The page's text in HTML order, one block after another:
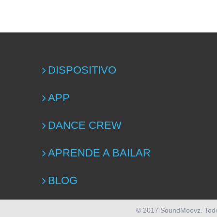
DISPOSITIVO
APP
DANCE CREW
APRENDE A BAILAR
BLOG
© 2017 SoundMoovz.